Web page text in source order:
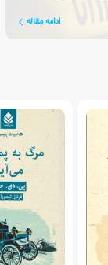
ادامه مقاله